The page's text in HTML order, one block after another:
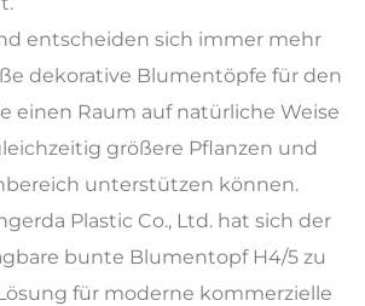
entscheiden sich immer mehr
dekorative Blumentöpfe für den
einen Raum auf natürliche Weise
größere Pflanzen und
unterstützen können.
Plastic Co., Ltd. hat sich der
bunte Blumentopf H4/5 zu
für moderne kommerzielle